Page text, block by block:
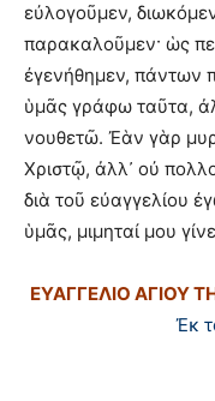
εὐλογοῦμεν,
παρακαλοῦμεν· ὡς
ἐγενήθημεν, πάντων
ὑμᾶς γράφω ταῦτα,
νουθετῶ. Ἐὰν γὰρ
Χριστῷ, ἀλλ᾿ οὐ
διὰ τοῦ εὐαγγελίου
ὑμᾶς, μιμηταί μου
ΕΥΑΓΓΕΛΙΟ ΑΓΙΟΥ
Ἐκ